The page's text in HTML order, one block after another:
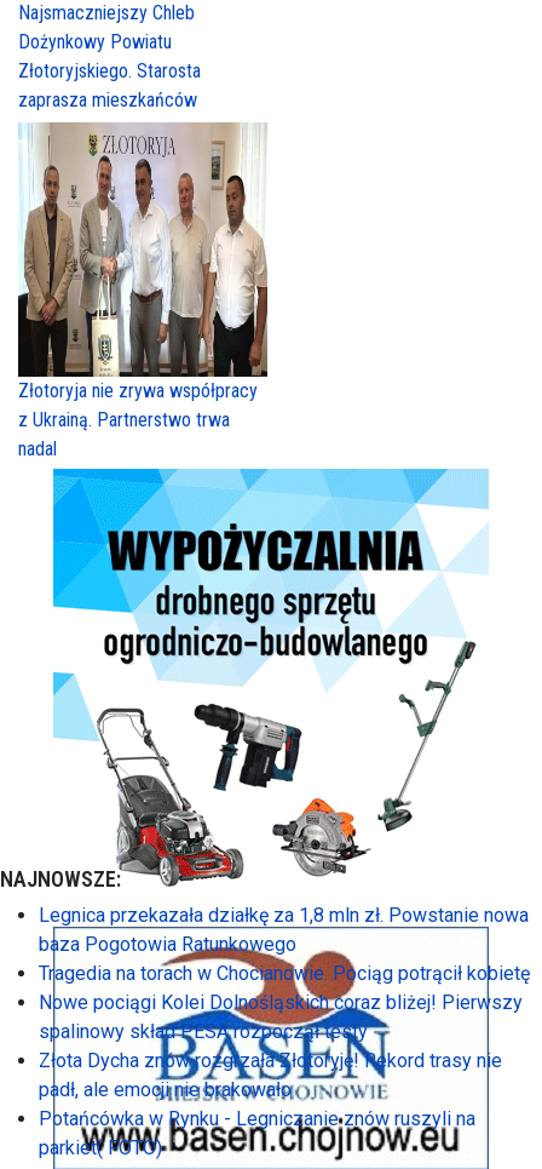
Najsmaczniejszy Chleb
Dożynkowy Powiatu
Złotoryjskiego. Starosta
zaprasza mieszkańców
Złotoryja nie zrywa współpracy
z Ukrainą. Partnerstwo trwa
nadal
NAJNOWSZE:
Legnica przekazała działkę za 1,8 mln zł. Powstanie nowa
baza Pogotowia Ratunkowego
Tragedia na torach w Chocianowie. Pociąg potrącił kobietę
Nowe pociągi Kolei Dolnośląskich coraz bliżej! Pierwszy
spalinowy skład PESA rozpoczął testy
Złota Dycha znów rozgrzała Złotoryję! Rekord trasy nie
padł, ale emocji nie brakowało
Potańcówka w Rynku - Legniczanie znów ruszyli na
parkiet( FOTO)